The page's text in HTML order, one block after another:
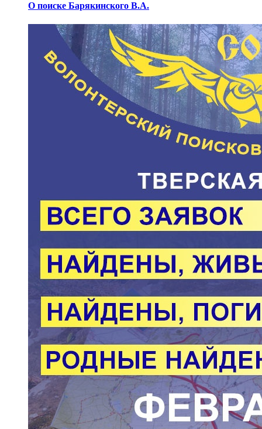
О поиске Барякинского В.А.